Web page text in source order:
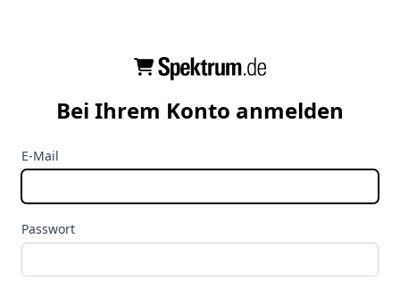
Bei Ihrem Konto anmelden
E-Mail
Passwort